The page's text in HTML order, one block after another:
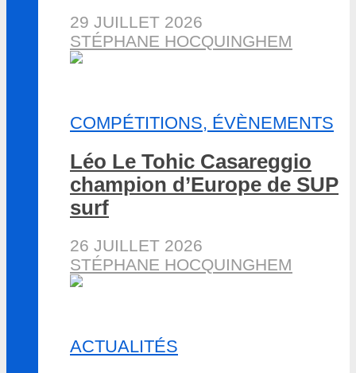
29 JUILLET 2026
STÉPHANE HOCQUINGHEM
COMPÉTITIONS, ÉVÈNEMENTS
Léo Le Tohic Casareggio
champion d’Europe de SUP
surf
26 JUILLET 2026
STÉPHANE HOCQUINGHEM
ACTUALITÉS